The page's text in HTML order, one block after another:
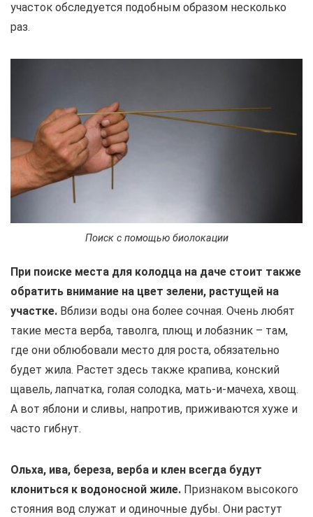
участок обследуется подобным образом несколько
раз.
Поиск с помощью биолокации
При поиске места для колодца на даче стоит также
обратить внимание на цвет зелени, растущей на
участке. Вблизи воды она более сочная. Очень любят
такие места верба, таволга, плющ и лобазник – там,
где они облюбовали место для роста, обязательно
будет жила. Растет здесь также крапива, конский
щавель, лапчатка, голая солодка, мать-и-мачеха, хвощ.
А вот яблони и сливы, напротив, приживаются хуже и
часто гибнут.
Ольха, ива, береза, верба и клен всегда будут
клониться к водоносной жиле. Признаком высокого
стояния вод служат и одиночные дубы. Они растут